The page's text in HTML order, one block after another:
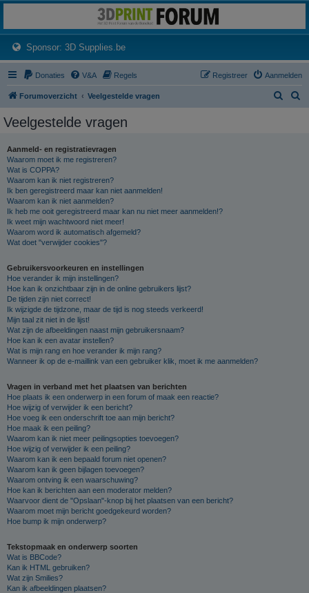
Het 3D print forum van de Benelux na de sluiting van 3dprintforum.nl
Sponsor: 3D Supplies.be(Opens a new tab)
Donaties V&A Regels Aanmelden
Registreer
Forumoverzicht Veelgestelde vragen
Veelgestelde vragen
Aanmeld- en registratievragen
Waarom moet ik me registreren?
Wat is COPPA?
Waarom kan ik niet registreren?
Ik ben geregistreerd maar kan niet aanmelden!
Waarom kan ik niet aanmelden?
Ik heb me ooit geregistreerd maar kan nu niet meer aanmelden!?
Ik weet mijn wachtwoord niet meer!
Waarom word ik automatisch afgemeld?
Wat doet "verwijder cookies"?
Gebruikersvoorkeuren en instellingen
Hoe verander ik mijn instellingen?
Hoe kan ik onzichtbaar zijn in de online gebruikers lijst?
De tijden zijn niet correct!
Ik wijzigde de tijdzone, maar de tijd is nog steeds verkeerd!
Mijn taal zit niet in de lijst!
Wat zijn de afbeeldingen naast mijn gebruikersnaam?
Hoe kan ik een avatar instellen?
Wat is mijn rang en hoe verander ik mijn rang?
Wanneer ik op de e-maillink van een gebruiker klik, moet ik me aanmelden?
Vragen in verband met het plaatsen van berichten
Hoe plaats ik een onderwerp in een forum of maak een reactie?
Hoe wijzig of verwijder ik een bericht?
Hoe voeg ik een onderschrift toe aan mijn bericht?
Hoe maak ik een peiling?
Waarom kan ik niet meer peilingsopties toevoegen?
Hoe wijzig of verwijder ik een peiling?
Waarom kan ik een bepaald forum niet openen?
Waarom kan ik geen bijlagen toevoegen?
Waarom ontving ik een waarschuwing?
Hoe kan ik berichten aan een moderator melden?
Waarvoor dient de "Opslaan"-knop bij het plaatsen van een bericht?
Waarom moet mijn bericht goedgekeurd worden?
Hoe bump ik mijn onderwerp?
Tekstopmaak en onderwerp soorten
Wat is BBCode?
Kan ik HTML gebruiken?
Wat zijn Smilies?
Kan ik afbeeldingen plaatsen?